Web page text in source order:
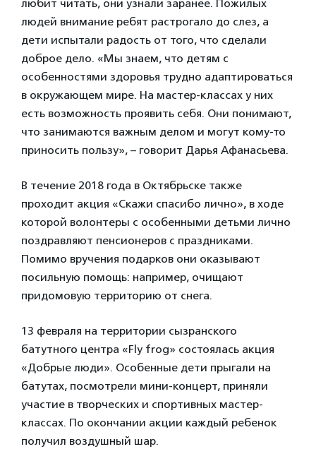
любит читать, они узнали заранее. Пожилых
людей внимание ребят растрогало до слез, а
дети испытали радость от того, что сделали
доброе дело. «Мы знаем, что детям с
особенностями здоровья трудно адаптироваться
в окружающем мире. На мастер-классах у них
есть возможность проявить себя. Они понимают,
что занимаются важным делом и могут кому-то
приносить пользу», – говорит Дарья Афанасьева.
В течение 2018 года в Октябрьске также
проходит акция «Скажи спасибо лично», в ходе
которой волонтеры с особенными детьми лично
поздравляют пенсионеров с праздниками.
Помимо вручения подарков они оказывают
посильную помощь: например, очищают
придомовую территорию от снега.
13 февраля на территории сызранского
батутного центра «Fly frog» состоялась акция
«Добрые люди». Особенные дети прыгали на
батутах, посмотрели мини-концерт, приняли
участие в творческих и спортивных мастер-
классах. По окончании акции каждый ребенок
получил воздушный шар.